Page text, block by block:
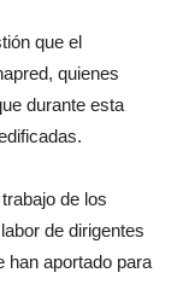
que el
quienes
durante esta
de los
de dirigentes
han aportado para